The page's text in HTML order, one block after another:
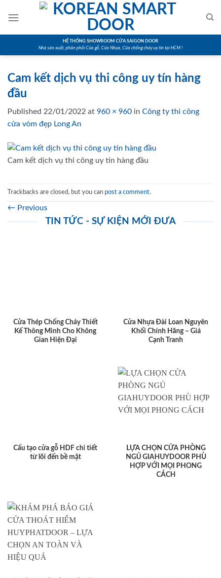
HỆ THỐNG SHOWROOM CỬA SAIGON DOOR
Nhà sản xuất, phân phối Cửa gỗ, Cửa Nhựa, Cửa chống cháy uy tín tại HCM !
Cam kết dịch vụ thi công uy tín hàng
đầu
Published 22/01/2022 at 960 × 960 in Công ty thi công
cửa vòm đẹp Long An
Cam kết dịch vụ thi công uy tín hàng đầu
Trackbacks are closed, but you can post a comment.
← Previous
TIN TỨC - SỰ KIỆN MỚI ĐƯA
Cửa Thép Chống Cháy Thiết
Kế Thông Minh Cho Không
Gian Hiện Đại
Cửa Nhựa Đài Loan Nguyên
Khối Chính Hãng – Giá
Cạnh Tranh
Cấu tạo cửa gỗ HDF chi tiết
từ lõi đến bề mặt
LỰA CHỌN CỬA PHÒNG
NGỦ GIAHUYDOOR PHÙ
HỢP VỚI MỌI PHONG
CÁCH